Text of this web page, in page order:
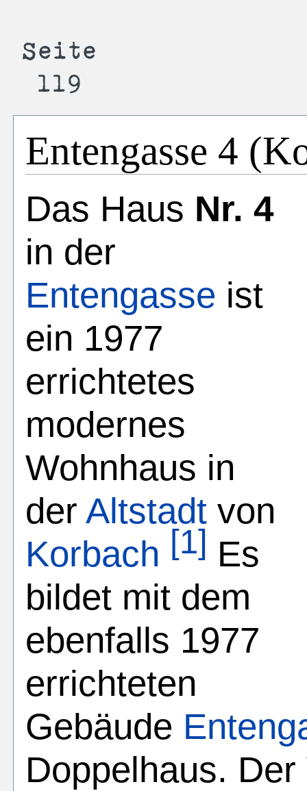
Entengasse 4
Das Haus Nr. 4
in der
Entengasse ist
ein 1977
errichtetes
modernes
Wohnhaus in
derAltstadt von
Korbach [1] Es
bildet mit dem
ebenfalls 1977
errichteten
Gebäude
Doppelhaus.